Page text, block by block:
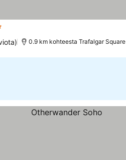
0.9 km kohteesta Trafalgar Square